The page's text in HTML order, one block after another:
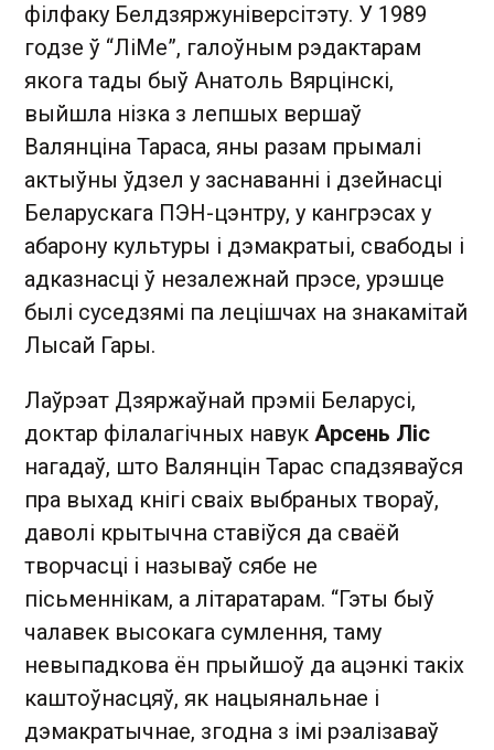
філфаку Белдзяржуніверсітэту. У 1989
годзе ў “ЛіМе”, галоўным рэдактарам
якога тады быў Анатоль Вярцінскі,
выйшла нізка з лепшых вершаў
Валянціна Тараса, яны разам прымалі
актыўны ўдзел у заснаванні і дзейнасці
Беларускага ПЭН-цэнтру, у кангрэсах у
абарону культуры і дэмакратыі, свабоды і
адказнасці ў незалежнай прэсе, урэшце
былі суседзямі па лецішчах на знакамітай
Лысай Гары.
Лаўрэат Дзяржаўнай прэміі Беларусі,
доктар філалагічных навук Арсень Ліс
нагадаў, што Валянцін Тарас спадзяваўся
пра выхад кнігі сваіх выбраных твораў,
даволі крытычна ставіўся да сваёй
творчасці і называў сябе не
пісьменнікам, а літаратарам. “Гэты быў
чалавек высокага сумлення, таму
невыпадкова ён прыйшоў да ацэнкі такіх
каштоўнасцяў, як нацыянальнае і
дэмакратычнае, згодна з імі рэалізаваў